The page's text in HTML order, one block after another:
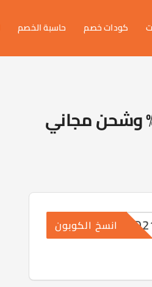
كودات خصم حاسبة الخصم
فورديل 2026 | تخفيض حتى 50% وشحن مجاني
انسخ الكوبون